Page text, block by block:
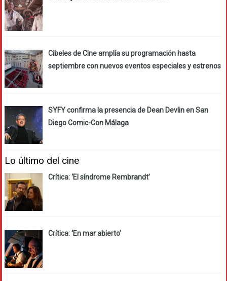
Cibeles de Cine amplía su programación hasta
septiembre con nuevos eventos especiales y estrenos
SYFY confirma la presencia de Dean Devlin en San
Diego Comic-Con Málaga
Lo último del cine
Crítica: ‘El síndrome Rembrandt’
Crítica: ‘En mar abierto’